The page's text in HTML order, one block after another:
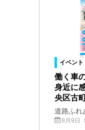
イベント
働く車
身近に
央区古町
道路ふれ
8月9日